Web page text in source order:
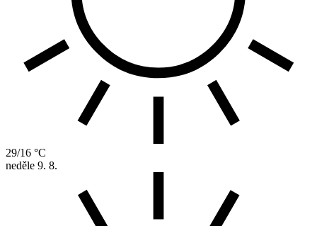
29/16 °C
neděle 9. 8.